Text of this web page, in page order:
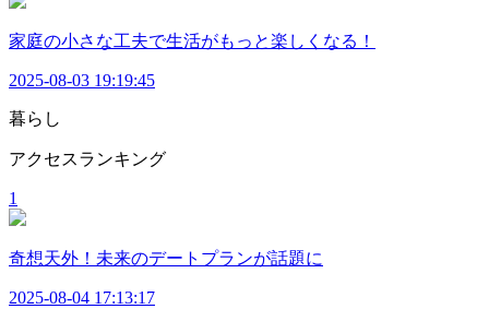
家庭の小さな工夫で生活がもっと楽しくなる！
2025-08-03 19:19:45
暮らし
アクセスランキング
1
奇想天外！未来のデートプランが話題に
2025-08-04 17:13:17